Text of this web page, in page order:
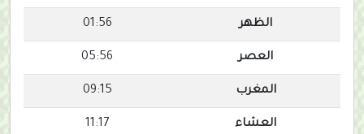
الظهر 01:56
العصر 05:56
المغرب 09:15
العشاء 11:17